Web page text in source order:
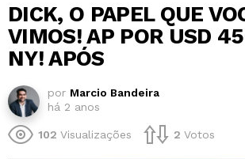
DICK, O PAPEL QUE
VIMOS! AP POR USD
NY! APÓS
por Marcio Bandeira
há 2 anos
102 Visualizações 2 Votos